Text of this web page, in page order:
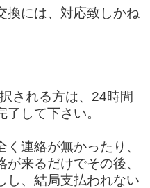
換には、対応致しかね
される方は、24時間
して下さい。
連絡が無かったり、
来るだけでその後、
し、結局支払われない